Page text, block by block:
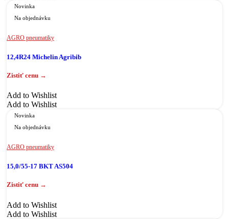
Novinka
Na objednávku
AGRO pneumatiky
12,4R24 Michelin Agribib
Add to Wishlist
Add to Wishlist
Novinka
Na objednávku
AGRO pneumatiky
15,0/55-17 BKT AS504
Add to Wishlist
Add to Wishlist